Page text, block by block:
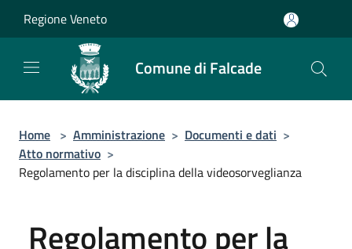
Regione Veneto
Comune di Falcade
Home > Amministrazione > Documenti e dati >
Atto normativo >
Regolamento per la disciplina della videosorveglianza
Regolamento per la